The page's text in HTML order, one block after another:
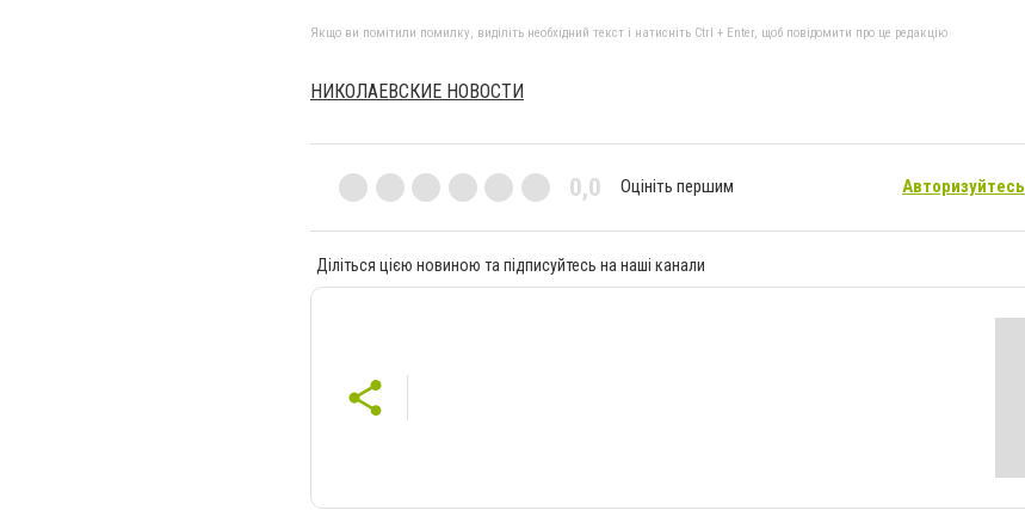
Якщо ви помітили помилку, виділіть необхідний текст і натисніть Ctrl + Enter, щоб повідомити про це редакцію
НИКОЛАЕВСКИЕ НОВОСТИ
0,0 Оцініть першим Авторизуйтесь
Діліться цією новиною та підписуйтесь на наші канали